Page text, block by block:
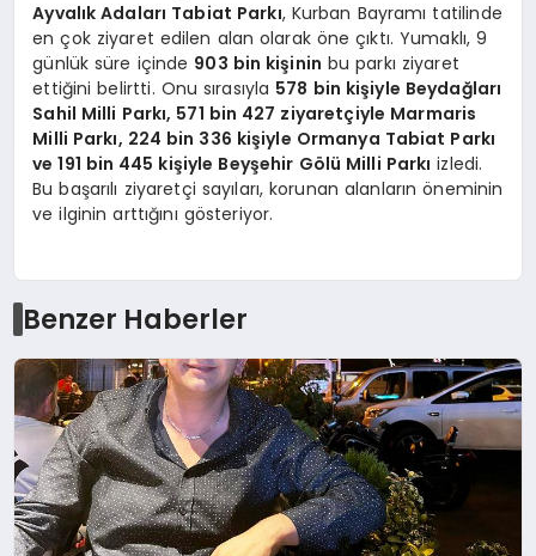
Ayvalık Adaları Tabiat Parkı, Kurban Bayramı tatilinde
en çok ziyaret edilen alan olarak öne çıktı. Yumaklı, 9
günlük süre içinde 903 bin kişinin bu parkı ziyaret
ettiğini belirtti. Onu sırasıyla 578 bin kişiyle Beydağları
Sahil Milli Parkı, 571 bin 427 ziyaretçiyle Marmaris
Milli Parkı, 224 bin 336 kişiyle Ormanya Tabiat Parkı
ve 191 bin 445 kişiyle Beyşehir Gölü Milli Parkı izledi.
Bu başarılı ziyaretçi sayıları, korunan alanların öneminin
ve ilginin arttığını gösteriyor.
Benzer Haberler